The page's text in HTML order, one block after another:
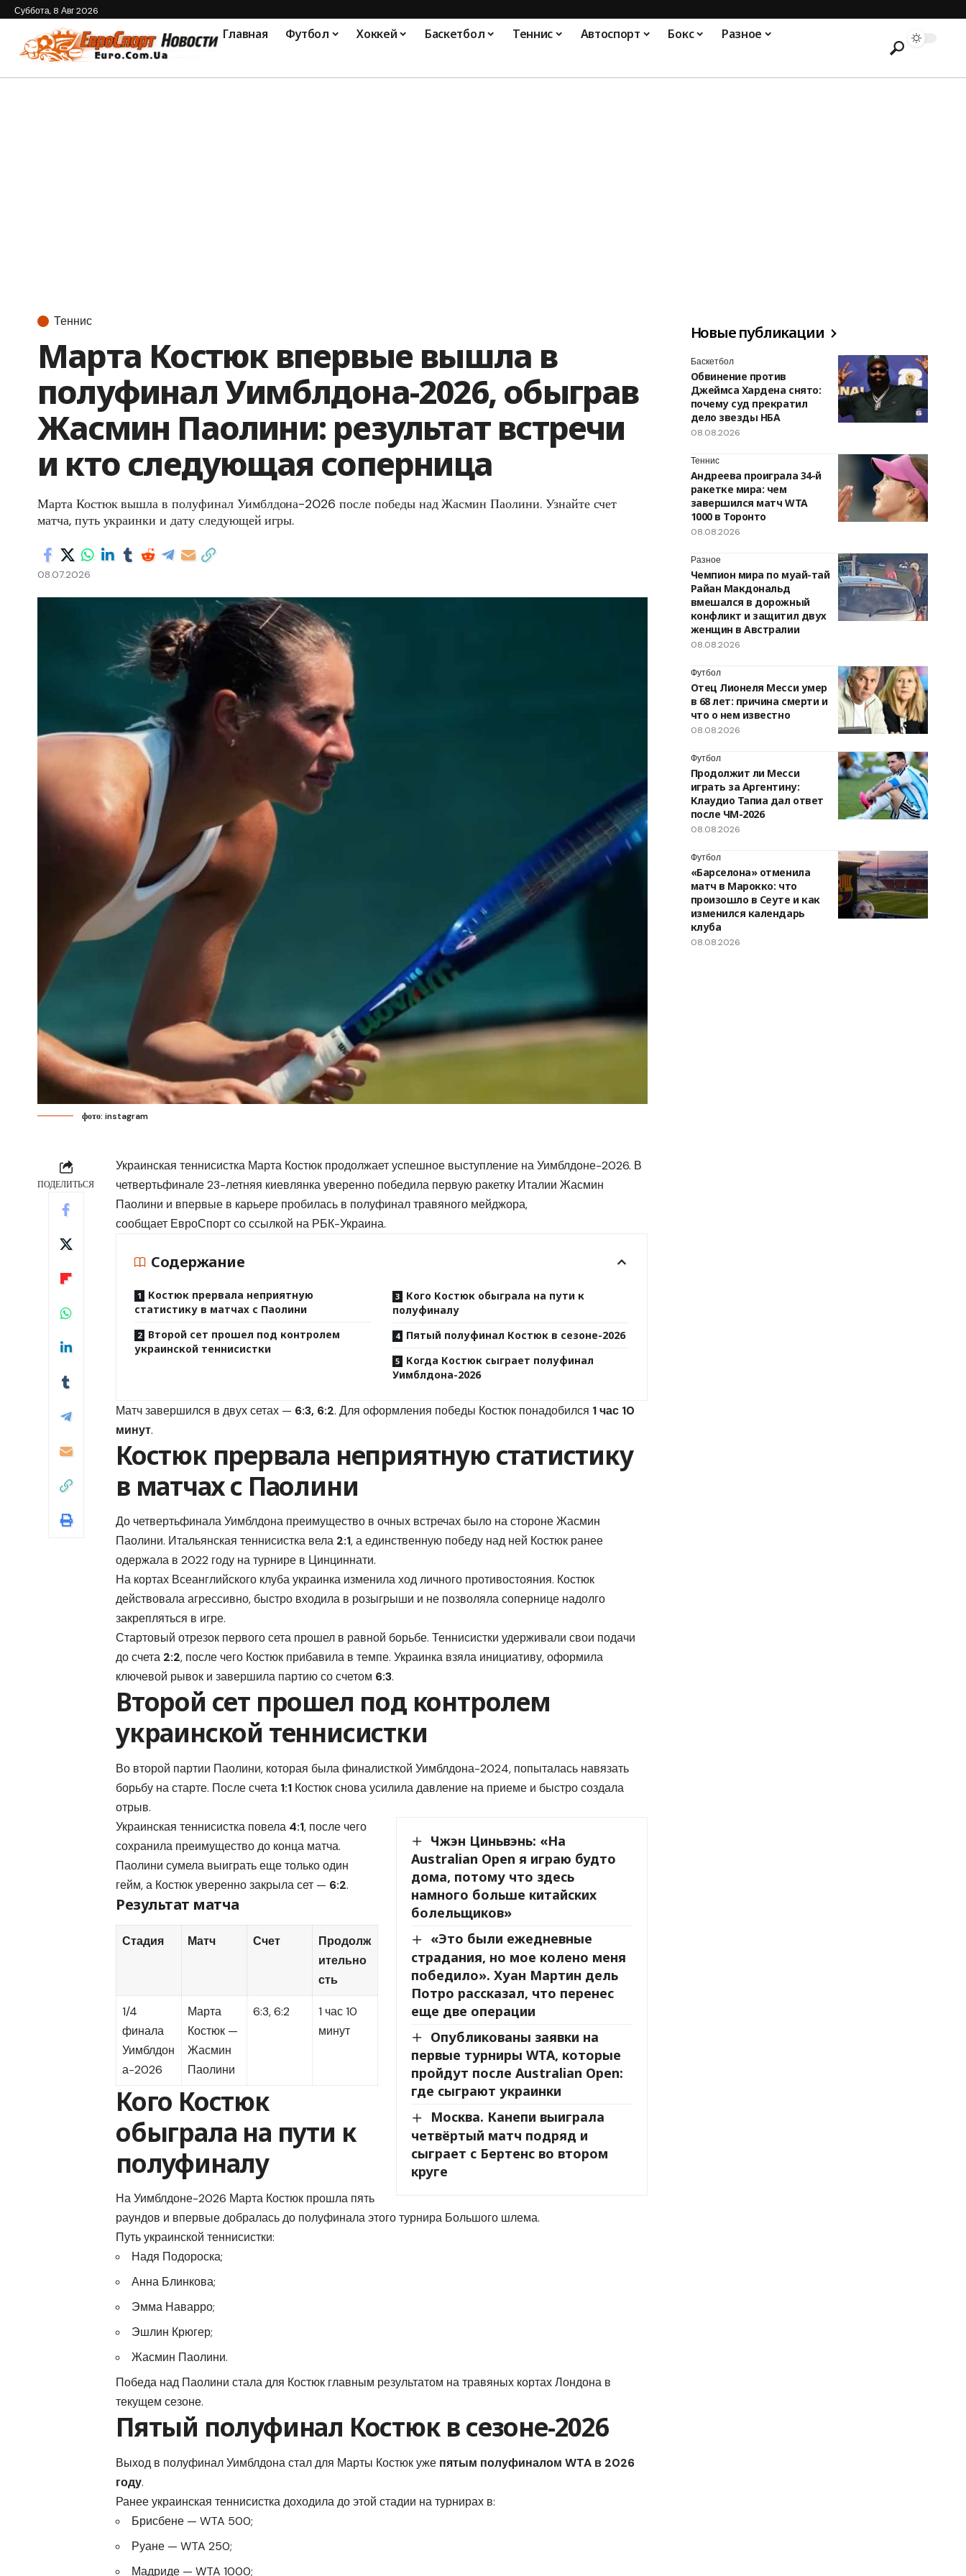
Суббота, 8 Авг 2026
Главная Футбол Хоккей Баскетбол Теннис Автоспорт Бокс Разное
Теннис
Марта Костюк впервые вышла в
полуфинал Уимблдона-2026, обыграв
Жасмин Паолини: результат встречи
и кто следующая соперница
Марта Костюк вышла в полуфинал Уимблдона-2026 после победы над Жасмин Паолини. Узнайте счет
матча, путь украинки и дату следующей игры.
08.07.2026
фото: instagram
ПОДЕЛИТЬСЯ
Украинская теннисистка Марта Костюк продолжает успешное выступление на Уимблдоне-2026. В
четвертьфинале 23-летняя киевлянка уверенно победила первую ракетку Италии Жасмин
Паолини и впервые в карьере пробилась в полуфинал травяного мейджора,
сообщает ЕвроСпортсо ссылкой на РБК-Украина.
Содержание
Костюк прервала неприятную
статистику в матчах с Паолини
Второй сет прошел под контролем
украинской теннисистки
Кого Костюк обыграла на пути к
полуфиналу
Пятый полуфинал Костюк в сезоне-2026
Когда Костюк сыграет полуфинал
Уимблдона-2026
Матч завершился в двух сетах — 6:3, 6:2. Для оформления победы Костюк понадобился 1 час 10
минут.
Костюк прервала неприятную статистику
в матчах с Паолини
До четвертьфинала Уимблдона преимущество в очных встречах было на стороне Жасмин
Паолини. Итальянская теннисистка вела 2:1, а единственную победу над ней Костюк ранее
одержала в 2022 году на турнире в Цинциннати.
На кортах Всеанглийского клуба украинка изменила ход личного противостояния. Костюк
действовала агрессивно, быстро входила в розыгрыши и не позволяла сопернице надолго
закрепляться в игре.
Стартовый отрезок первого сета прошел в равной борьбе. Теннисистки удерживали свои подачи
до счета 2:2, после чего Костюк прибавила в темпе. Украинка взяла инициативу, оформила
ключевой рывок и завершила партию со счетом 6:3.
Второй сет прошел под контролем
украинской теннисистки
Во второй партии Паолини, которая была финалисткой Уимблдона-2024, попыталась навязать
борьбу на старте. После счета 1:1 Костюк снова усилила давление на приеме и быстро создала
отрыв.
Чжэн Циньвэнь: «На
Australian Open я играю будто
дома, потому что здесь
намного больше китайских
болельщиков»
«Это были ежедневные
страдания, но мое колено меня
победило». Хуан Мартин дель
Потро рассказал, что перенес
еще две операции
Опубликованы заявки на
первые турниры WTA, которые
пройдут после Australian Open:
где сыграют украинки
Москва. Канепи выиграла
четвёртый матч подряд и
сыграет с Бертенс во втором
круге
Украинская теннисистка повела 4:1, после чего
сохранила преимущество до конца матча.
Паолини сумела выиграть еще только один
гейм, а Костюк уверенно закрыла сет — 6:2.
Результат матча
Стадия Матч Счет
Продолж
ительно
сть
1/4
финала
Уимблдон
а-2026
Марта
Костюк —
Жасмин
Паолини
6:3, 6:2
1 час 10
минут
Кого Костюк
обыграла на пути к
полуфиналу
На Уимблдоне-2026 Марта Костюк прошла пять
раундов и впервые добралась до полуфинала этого турнира Большого шлема.
Путь украинской теннисистки:
Надя Подороска;
Анна Блинкова;
Эмма Наварро;
Эшлин Крюгер;
Жасмин Паолини.
Победа над Паолини стала для Костюк главным результатом на травяных кортах Лондона в
текущем сезоне.
Пятый полуфинал Костюк в сезоне-2026
Выход в полуфинал Уимблдона стал для Марты Костюк уже пятым полуфиналом WTA в 2026
году.
Ранее украинская теннисистка доходила до этой стадии на турнирах в:
Брисбене — WTA 500;
Руане — WTA 250;
Мадриде — WTA 1000;
Новые публикации
Баскетбол
Обвинение против
Джеймса Хардена снято:
почему суд прекратил
дело звезды НБА
08.08.2026
Теннис
Андреева проиграла 34-й
ракетке мира: чем
завершился матч WTA
1000 в Торонто
08.08.2026
Разное
Чемпион мира по муай-тай
Райан Макдональд
вмешался в дорожный
конфликт и защитил двух
женщин в Австралии
08.08.2026
Футбол
Отец Лионеля Месси умер
в 68 лет: причина смерти и
что о нем известно
08.08.2026
Футбол
Продолжит ли Месси
играть за Аргентину:
Клаудио Тапиа дал ответ
после ЧМ-2026
08.08.2026
Футбол
«Барселона» отменила
матч в Марокко: что
произошло в Сеуте и как
изменился календарь
клуба
08.08.2026